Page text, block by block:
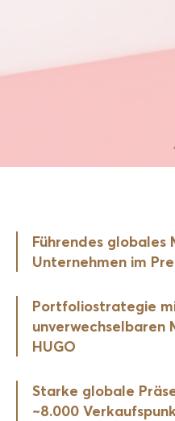
Führendes
Unternehmen im
Portfoliostrategie
unverwechselbaren
HUGO
Starke globale
~8.000